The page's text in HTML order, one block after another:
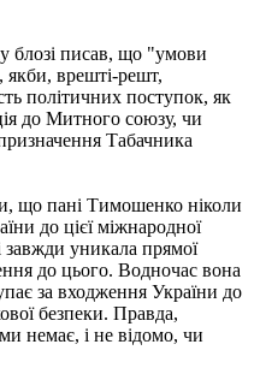
блозі писав, що "умови
врешті-решт,
політичних поступок, як
до Митного союзу, чи
Табачника
що пані Тимошенко ніколи
до цієї міжнародної
завжди уникала прямої
до цього. Водночас вона
за входження України до
безпеки. Правда,
немає, і не відомо, чи